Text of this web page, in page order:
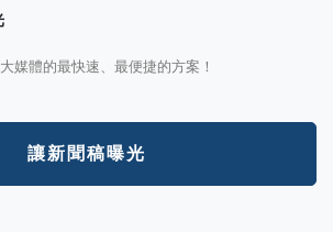
媒體的最快速、最便捷的方案！
讓新聞稿曝光